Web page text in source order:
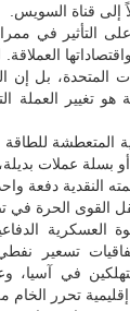
إلى قناة السويس.
التأثير في
المتحدة، بل إن
هو تغيير العملة
المتعطشة للطاقة
أو بسلة عملات
النقدية دفعة
القوى الحرة في
العسكرية
تسعير نفطي
في آسيا،
تحرر الخام